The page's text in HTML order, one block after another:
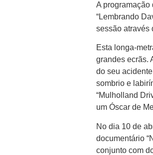
A programação
“Lembrando
sessão através
Esta longa-
grandes ecrãs.
do seu
sombrio e
“Mulholland
um Óscar de
No dia 10 de
documentário
conjunto com